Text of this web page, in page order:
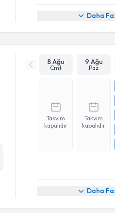
Daha
8 Ağu
Cmt
9 Ağu
Paz
Takvim
kapalıdır
Takvim
kapalıdır
Daha
Randevu Takvimi Talebi